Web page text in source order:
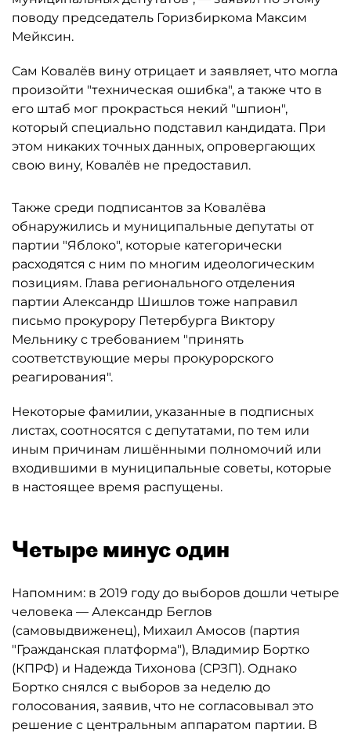
поводу председатель Горизбиркома Максим
Мейксин.
Сам Ковалёв вину отрицает и заявляет, что могла
произойти "техническая ошибка", а также что в
его штаб мог прокрасться некий "шпион",
который специально подставил кандидата. При
этом никаких точных данных, опровергающих
свою вину, Ковалёв не предоставил.
Также среди подписантов за Ковалёва
обнаружились и муниципальные депутаты от
партии "Яблоко", которые категорически
расходятся с ним по многим идеологическим
позициям. Глава регионального отделения
партии Александр Шишлов тоже направил
письмо прокурору Петербурга Виктору
Мельнику с требованием "принять
соответствующие меры прокурорского
реагирования".
Некоторые фамилии, указанные в подписных
листах, соотносятся с депутатами, по тем или
иным причинам лишёнными полномочий или
входившими в муниципальные советы, которые
в настоящее время распущены.
Четыре минус один
Напомним: в 2019 году до выборов дошли четыре
человека — Александр Беглов
(самовыдвиженец), Михаил Амосов (партия
"Гражданская платформа"), Владимир Бортко
(КПРФ) и Надежда Тихонова (СРЗП). Однако
Бортко снялся с выборов за неделю до
голосования, заявив, что не согласовывал это
решение с центральным аппаратом партии. В